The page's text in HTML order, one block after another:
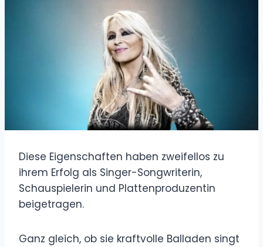
Diese Eigenschaften haben zweifellos zu
ihrem Erfolg als Singer-Songwriterin,
Schauspielerin und Plattenproduzentin
beigetragen.
Ganz gleich, ob sie kraftvolle Balladen singt